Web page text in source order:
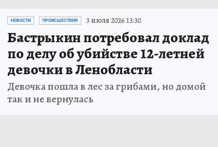
НОВОСТИ ПРОИСШЕСТВИЯ 3 июля 2026 13:30
Бастрыкин потребовал доклад
по делу об убийстве 12-летней
девочки в Ленобласти
Девочка пошла в лес за грибами, но домой
так и не вернулась